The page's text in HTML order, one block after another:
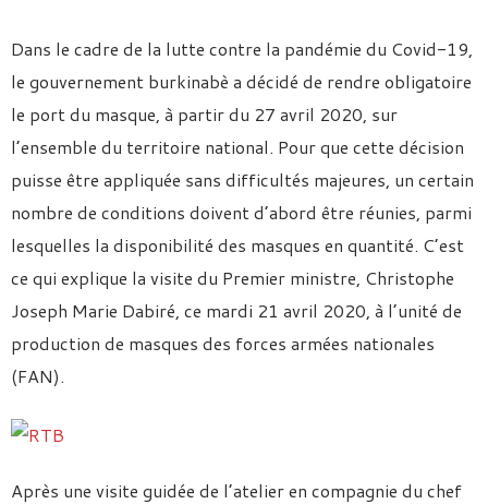
Dans le cadre de la lutte contre la pandémie du Covid-19,
le gouvernement burkinabè a décidé de rendre obligatoire
le port du masque, à partir du 27 avril 2020, sur
l’ensemble du territoire national. Pour que cette décision
puisse être appliquée sans difficultés majeures, un certain
nombre de conditions doivent d’abord être réunies, parmi
lesquelles la disponibilité des masques en quantité. C’est
ce qui explique la visite du Premier ministre, Christophe
Joseph Marie Dabiré, ce mardi 21 avril 2020, à l’unité de
production de masques des forces armées nationales
(FAN).
Après une visite guidée de l’atelier en compagnie du chef